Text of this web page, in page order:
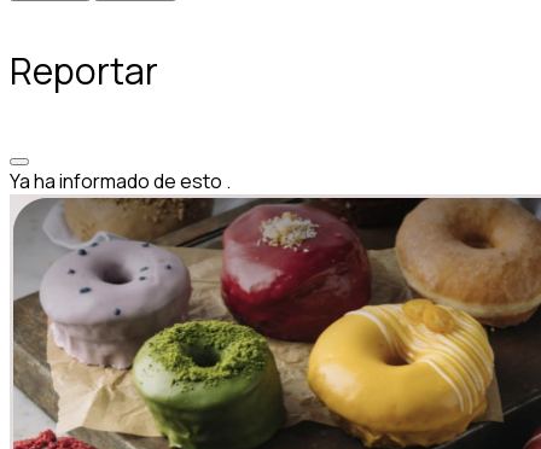
Reportar
Ya ha informado de esto .